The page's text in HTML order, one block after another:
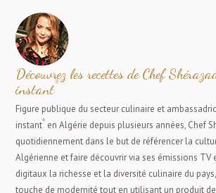
Découvrez les recettes de Chef
instant®
Figure publique du secteur culinaire et
instant® en Algérie depuis plusieurs années, Chef
quotidiennement dans le but de référencer la
Algérienne et faire découvrir via ses émissions TV
digitaux la richesse et la diversité culinaire du
touche de modernité tout en utilisant un produit